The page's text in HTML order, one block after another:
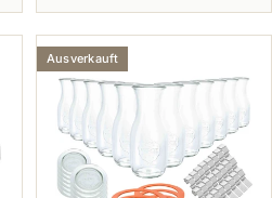
Ausverkauft